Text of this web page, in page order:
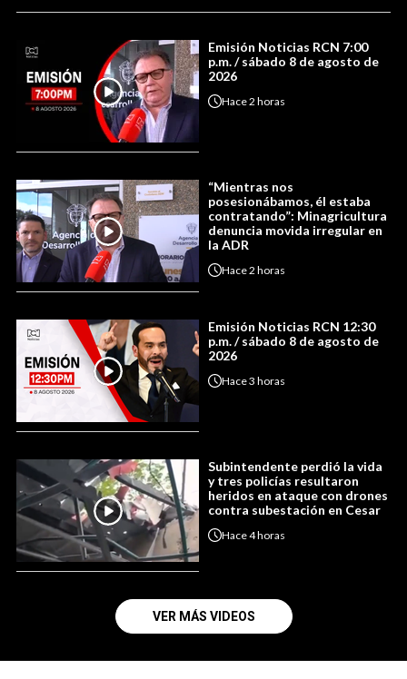
Emisión Noticias RCN 7:00
p.m. / sábado 8 de agosto de
2026
Hace2 horas
“Mientras nos
posesionábamos, él estaba
contratando”: Minagricultura
denuncia movida irregular en
la ADR
Hace2 horas
Emisión Noticias RCN 12:30
p.m. / sábado 8 de agosto de
2026
Hace3 horas
Subintendente perdió la vida
y tres policías resultaron
heridos en ataque con drones
contra subestación en Cesar
Hace4 horas
VER MÁS VIDEOS